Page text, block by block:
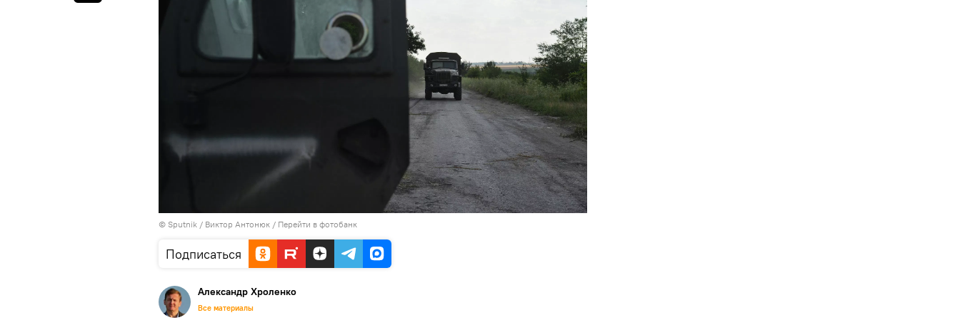
© Sputnik / Виктор Антонюк / Перейти в фотобанк
Подписаться
Александр Хроленко
Все материалы